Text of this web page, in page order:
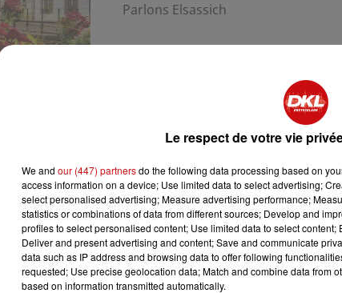
Parlons Elsassich
Le respect de votre vie
We and our (447) partnersdo the following data processing based on
access information on a device; Use limited data to select advertising;
select personalised advertising; Measure advertising performance;
statistics or combinations of data from different sources; Develop and
profiles to select personalised content; Use limited data to select
Deliver and present advertising and content; Save and communicate
data such as IP address and browsing data to offer following
requested; Use precise geolocation data; Match and combine data from
based on information transmitted automatically.